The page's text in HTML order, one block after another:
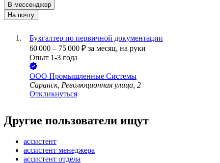
В мессенджер
На почту
Бухгалтер по первичной документации
60 000 – 75 000 ₽ за месяц, на руки
Опыт 1-3 года
ООО Промышленные Системы
Саранск, Революционная улица, 2
Откликнуться
Другие пользователи ищут
ассистент
ассистент менеджера
ассистент отдела